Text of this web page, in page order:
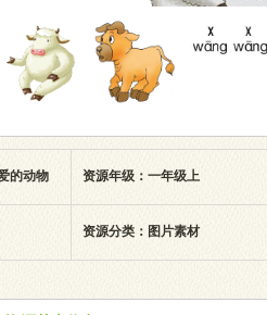
的动物 资源年级：一年级上
资源分类：图片素材